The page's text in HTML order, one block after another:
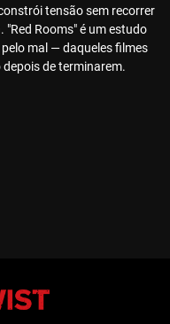
tensão sem recorrer
Rooms" é um estudo
mal — daqueles filmes
de terminarem.